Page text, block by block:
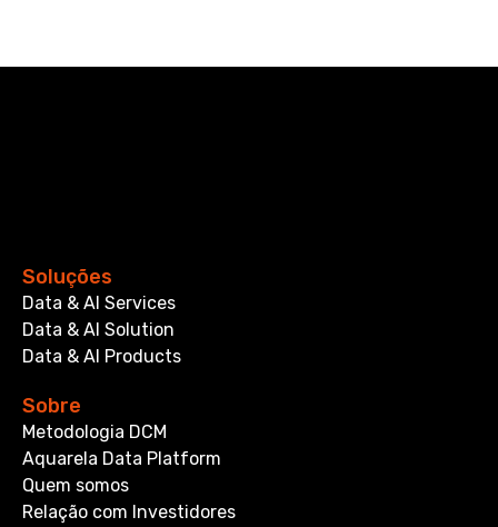
Soluções
Data & AI Services
Data & AI Solution
Data & AI Products
Sobre
Metodologia DCM
Aquarela Data Platform
Quem somos
Relação com Investidores